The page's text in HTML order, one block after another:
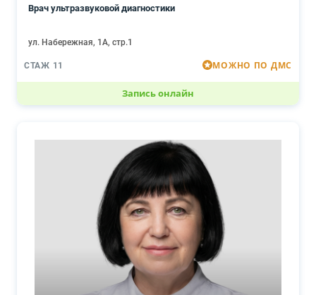
Врач ультразвуковой диагностики
ул. Набережная, 1А, стр.1
СТАЖ 11 МОЖНО ПО ДМС
Запись онлайн